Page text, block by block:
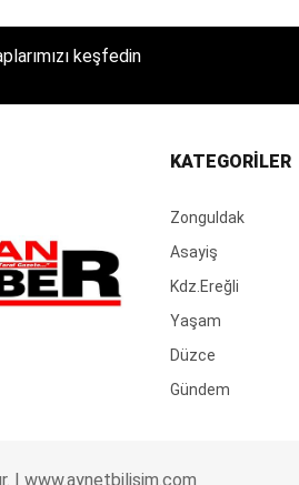
keşfedin
KATEGORİLER
Zonguldak
Asayiş
Kdz.Ereğli
Yaşam
Düzce
Gündem
| www.aynetbilisim.com